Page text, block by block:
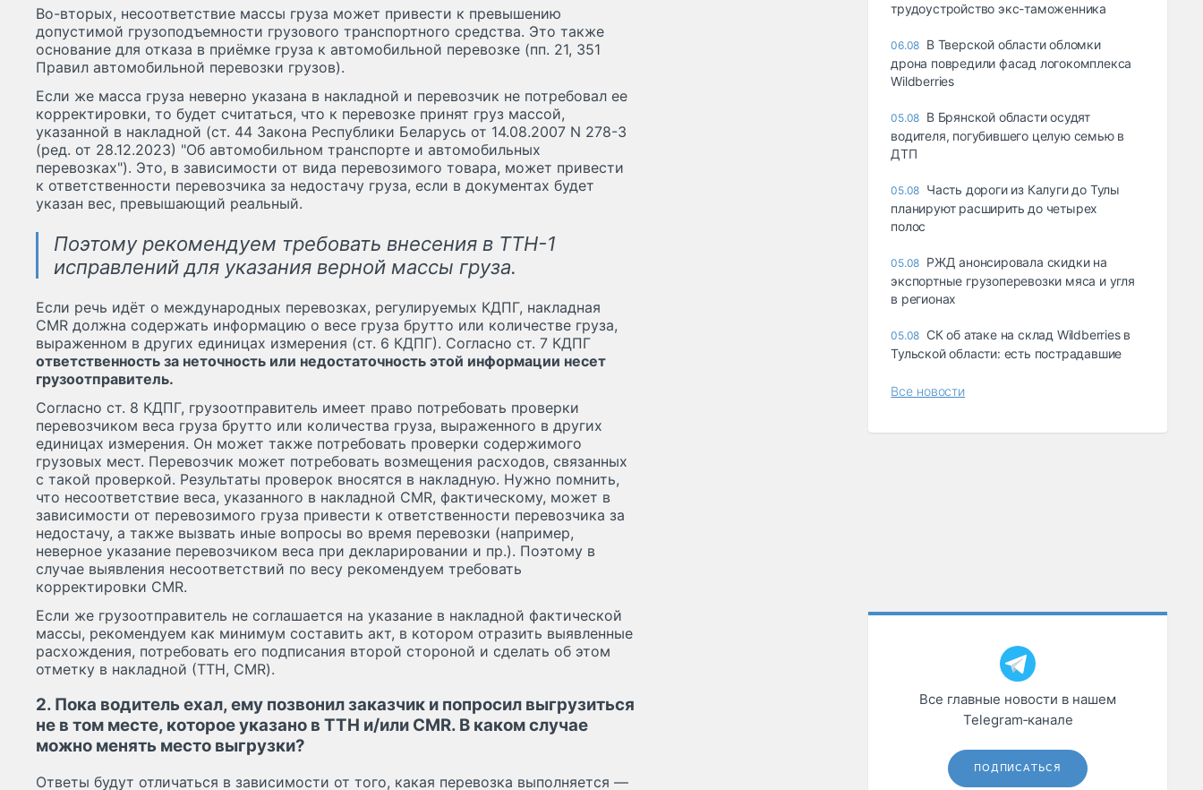
Во-вторых, несоответствие массы груза может привести к превышению
допустимой грузоподъемности грузового транспортного средства. Это также
основание для отказа в приёмке груза к автомобильной перевозке (пп. 21, 351
Правил автомобильной перевозки грузов).
Если же масса груза неверно указана в накладной и перевозчик не потребовал ее
корректировки, то будет считаться, что к перевозке принят груз массой,
указанной в накладной (ст. 44 Закона Республики Беларусь от 14.08.2007 N 278-З
(ред. от 28.12.2023) "Об автомобильном транспорте и автомобильных
перевозках"). Это, в зависимости от вида перевозимого товара, может привести
к ответственности перевозчика за недостачу груза, если в документах будет
указан вес, превышающий реальный.
Поэтому рекомендуем требовать внесения в ТТН-1
исправлений для указания верной массы груза.
Если речь идёт о международных перевозках, регулируемых КДПГ, накладная
CMR должна содержать информацию о весе груза брутто или количестве груза,
выраженном в других единицах измерения (ст. 6 КДПГ). Согласно ст. 7 КДПГ
ответственность за неточность или недостаточность этой информации несет
грузоотправитель.
Согласно ст. 8 КДПГ, грузоотправитель имеет право потребовать проверки
перевозчиком веса груза брутто или количества груза, выраженного в других
единицах измерения. Он может также потребовать проверки содержимого
грузовых мест. Перевозчик может потребовать возмещения расходов, связанных
с такой проверкой. Результаты проверок вносятся в накладную. Нужно помнить,
что несоответствие веса, указанного в накладной CMR, фактическому, может в
зависимости от перевозимого груза привести к ответственности перевозчика за
недостачу, а также вызвать иные вопросы во время перевозки (например,
неверное указание перевозчиком веса при декларировании и пр.). Поэтому в
случае выявления несоответствий по весу рекомендуем требовать
корректировки СМR.
Если же грузоотправитель не соглашается на указание в накладной фактической
массы, рекомендуем как минимум составить акт, в котором отразить выявленные
расхождения, потребовать его подписания второй стороной и сделать об этом
отметку в накладной (ТТН, CMR).
2. Пока водитель ехал, ему позвонил заказчик и попросил выгрузиться
не в том месте, которое указано в ТТН и/или CMR. В каком случае
можно менять место выгрузки?
Ответы будут отличаться в зависимости от того, какая перевозка выполняется —
трудоустройство экс-таможенника
06.08 В Тверской области обломки
дрона повредили фасад логокомплекса
Wildberries
05.08 В Брянской области осудят
водителя, погубившего целую семью в
ДТП
05.08 Часть дороги из Калуги до Тулы
планируют расширить до четырех
полос
05.08 РЖД анонсировала скидки на
экспортные грузоперевозки мяса и угля
в регионах
05.08 СК об атаке на склад Wildberries в
Тульской области: есть пострадавшие
Все новости
Все главные новости в нашем
Telegram‑канале
ПОДПИСАТЬСЯ